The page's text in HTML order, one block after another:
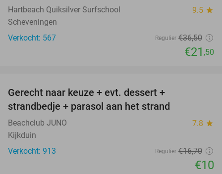
Hartbeach Quiksilver Surfschool 9.5 star
Scheveningen
Verkocht: 567
Regulier €36,50
€21 ,50
Gerecht naar keuze + evt. dessert +
strandbedje + parasol aan het strand
Beachclub JUNO 7.8 star
Kijkduin
Verkocht: 913
Regulier €16,70
€10